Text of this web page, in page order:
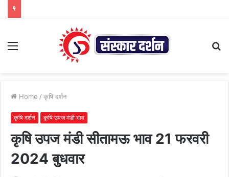
Menu
Home / कृषि दर्शन
कृषि दर्शन कृषि उपज मंडी भाव
कृषि उपज मंडी सीतामऊ भाव 21 फरवरी
2024 बुधवार